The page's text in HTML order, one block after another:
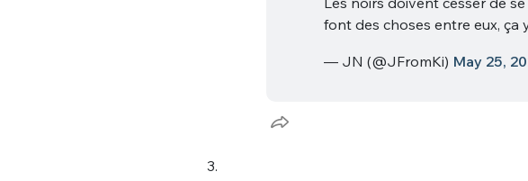
font des choses entre eux, ça
— JN (@JFromKi) May 25,
3.